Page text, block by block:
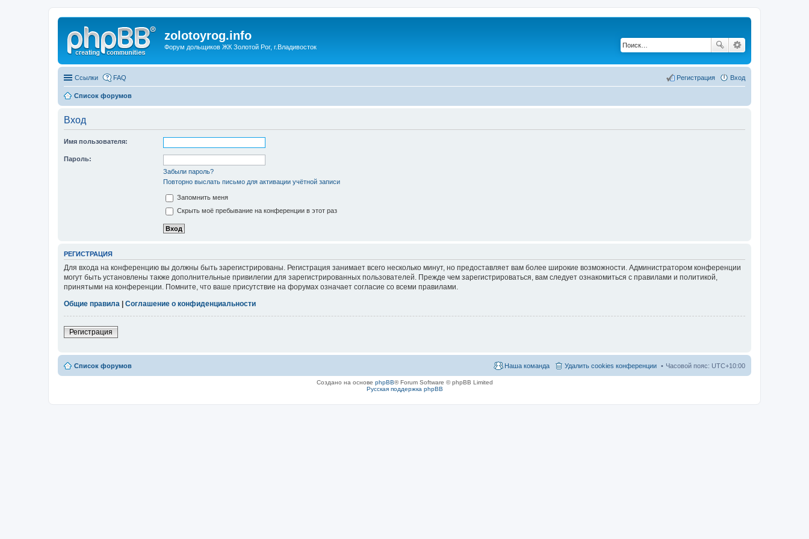
zolotoyrog.info
Форум дольщиков ЖК Золотой Рог, г.Владивосток
Ссылки FAQ Вход
Регистрация
Список форумов
Вход
Имя пользователя:
Пароль:
Забыли пароль?
Повторно выслать письмо для активации учётной записи
Запомнить меня
Скрыть моё пребывание на конференции в этот раз
РЕГИСТРАЦИЯ
Для входа на конференцию вы должны быть зарегистрированы. Регистрация занимает всего несколько минут, но предоставляет вам более широкие возможности. Администратором конференции
могут быть установлены также дополнительные привилегии для зарегистрированных пользователей. Прежде чем зарегистрироваться, вам следует ознакомиться с правилами и политикой,
принятыми на конференции. Помните, что ваше присутствие на форумах означает согласие со всеми правилами.
Общие правила
Соглашение о конфиденциальности
Регистрация
Список форумов Часовой пояс: UTC+10:00
Удалить cookies конференции
Наша команда
Создано на основе phpBB® Forum Software © phpBB Limited
Русская поддержка phpBB